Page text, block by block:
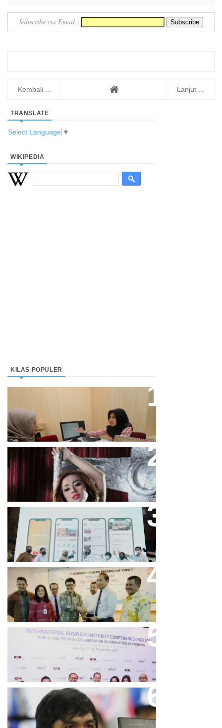
Subscribe via Email :
Kembali ... Lanjut ...
TRANSLATE
Select Language ▼
WIKIPEDIA
KILAS POPULER
Keuangan Syariah Di Indonesia
Meningkat
Cupi Cupita Luncurkan Single
“Yo Uwis”
Bandung Great Sale 2020 Go
Online Resmi Dimulai
Bank Bjb Fasilitasi Kredit Modal
Kerja Konstruksi PT Adhi Karya
Keren, Bank BJB Kantongi
Puluhan Penghargaan Sepanjang
2017
Dicibir Di Medsos, Manny
Pacquiao Tegaskan Pendirian
Tolak LGBT